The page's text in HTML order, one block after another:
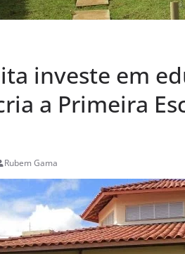
investe em
a Primeira
Rubem Gama